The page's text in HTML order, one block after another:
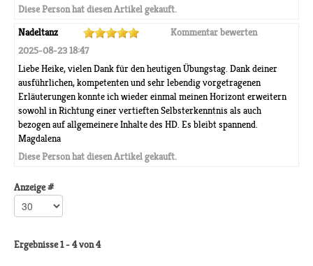
Diese Person hat diesen Artikel gekauft.
Nadeltanz
Kommentar bewerten
2025-08-23 18:47
Liebe Heike, vielen Dank für den heutigen Übungstag. Dank deiner
ausführlichen, kompetenten und sehr lebendig vorgetragenen
Erläuterungen konnte ich wieder einmal meinen Horizont erweitern
sowohl in Richtung einer vertieften Selbsterkenntnis als auch
bezogen auf allgemeinere Inhalte des HD. Es bleibt spannend.
Magdalena
Diese Person hat diesen Artikel gekauft.
Anzeige #
Ergebnisse 1 - 4 von 4